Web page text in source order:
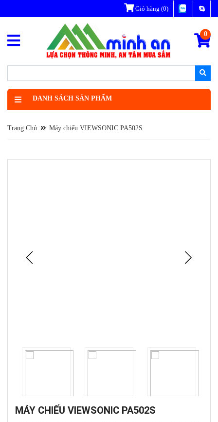
Giỏ hàng (0)
0
DANH SÁCH SẢN PHẨM
Trang Chủ Máy chiếu VIEWSONIC PA502S
MÁY CHIẾU VIEWSONIC PA502S